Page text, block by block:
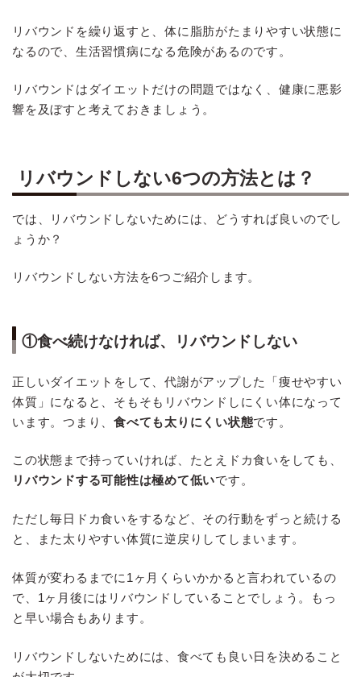
リバウンドを繰り返すと、体に脂肪がたまりやすい状態に
なるので、生活習慣病になる危険があるのです。
リバウンドはダイエットだけの問題ではなく、健康に悪影
響を及ぼすと考えておきましょう。
リバウンドしない6つの方法とは？
では、リバウンドしないためには、どうすれば良いのでし
ょうか？
リバウンドしない方法を6つご紹介します。
①食べ続けなければ、リバウンドしない
正しいダイエットをして、代謝がアップした「痩せやすい
体質」になると、そもそもリバウンドしにくい体になって
います。つまり、食べても太りにくい状態です。
この状態まで持っていければ、たとえドカ食いをしても、
リバウンドする可能性は極めて低いです。
ただし毎日ドカ食いをするなど、その行動をずっと続ける
と、また太りやすい体質に逆戻りしてしまいます。
体質が変わるまでに1ヶ月くらいかかると言われているの
で、1ヶ月後にはリバウンドしていることでしょう。もっ
と早い場合もあります。
リバウンドしないためには、食べても良い日を決めること